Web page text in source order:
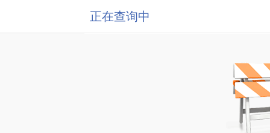
正在查询中